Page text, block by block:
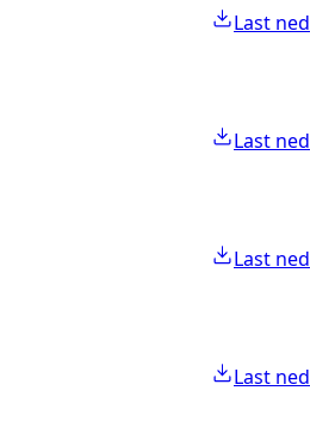
Last ned
Last ned
Last ned
Last ned